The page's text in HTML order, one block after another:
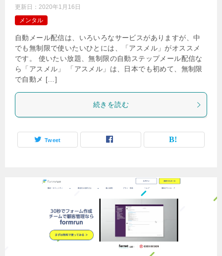
更新日： 2020年1月16日
メンタル
自動メール配信は、いろいろなサービスがありますが、中
でも無制限で使いたいひとには、「アスメル」がオススメ
です。 使いたい放題、無制限の自動ステップメール配信な
ら「アスメル」 「アスメル」は、日本でも初めて、無制限
で自動メ […]
続きを読む
Tweet